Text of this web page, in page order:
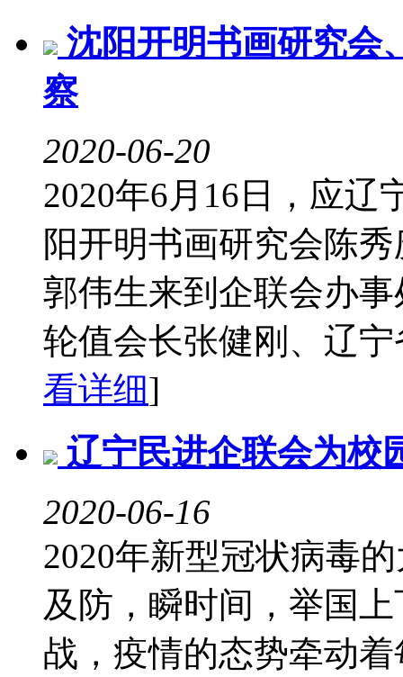
沈阳开明书画研究会
察
2020-06-20
2020年6月16日，应辽
阳开明书画研究会陈
郭伟生来到企联会办
轮值会长张健刚、辽
看详细]
辽宁民进企联会为校
2020-06-16
2020年新型冠状病毒
及防，瞬时间，举国
战，疫情的态势牵动